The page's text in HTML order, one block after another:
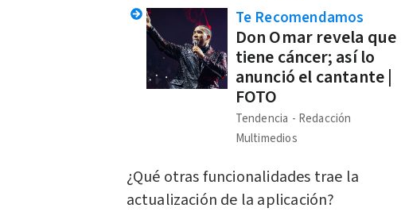
Te Recomendamos
Don Omar revela que
tiene cáncer; así lo
anunció el cantante |
FOTO
Tendencia
Redacción
Multimedios
¿Qué otras funcionalidades trae la
actualización de la aplicación?